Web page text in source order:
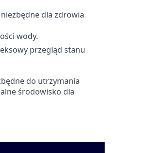
dla zdrowia
wody.
przegląd stanu
do utrzymania
środowisko dla